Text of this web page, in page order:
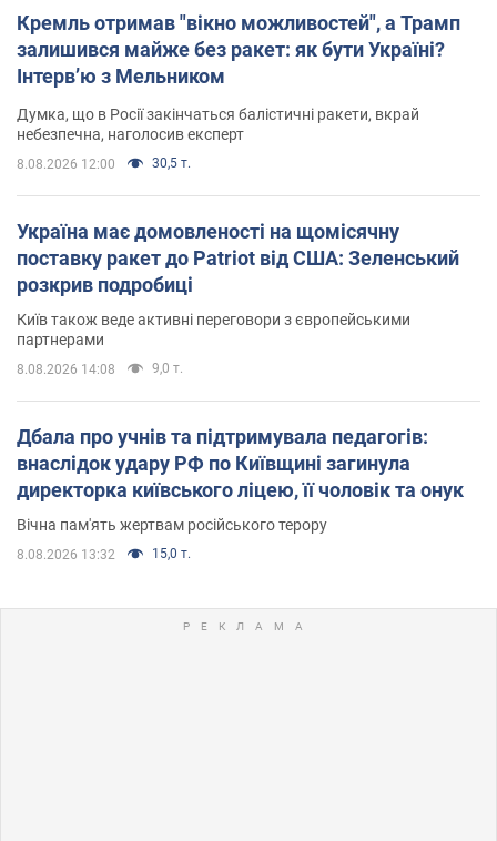
Кремль отримав "вікно можливостей", а Трамп
залишився майже без ракет: як бути Україні?
Інтерв’ю з Мельником
Думка, що в Росії закінчаться балістичні ракети, вкрай
небезпечна, наголосив експерт
8.08.2026 12:00 30,5 т.
Україна має домовленості на щомісячну
поставку ракет до Patriot від США: Зеленський
розкрив подробиці
Київ також веде активні переговори з європейськими
партнерами
8.08.2026 14:08 9,0 т.
Дбала про учнів та підтримувала педагогів:
внаслідок удару РФ по Київщині загинула
директорка київського ліцею, її чоловік та онук
Вічна пам'ять жертвам російського терору
8.08.2026 13:32 15,0 т.